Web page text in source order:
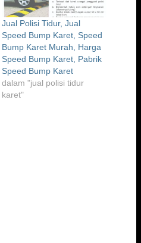
Jual Polisi Tidur, Jual
Speed Bump Karet, Speed
Bump Karet Murah, Harga
Speed Bump Karet, Pabrik
Speed Bump Karet
dalam "jual polisi tidur
karet"